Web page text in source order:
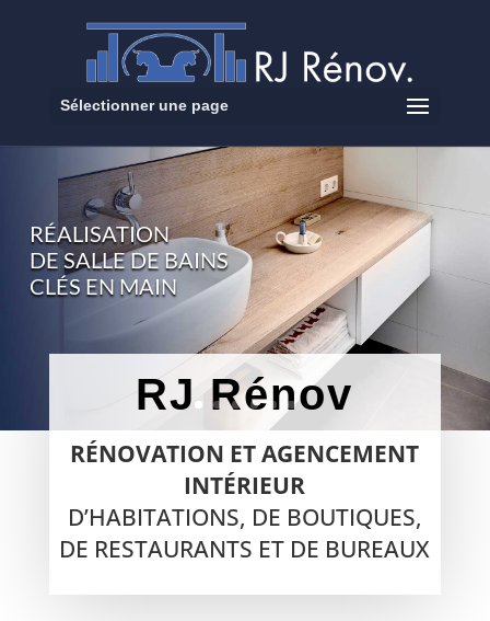
Sélectionner une page
RÉALISATION
DE SALLE DE BAINS
CLÉS EN MAIN
RJ Rénov
RÉNOVATION ET AGENCEMENT
INTÉRIEUR
D’HABITATIONS, DE BOUTIQUES,
DE RESTAURANTS ET DE BUREAUX